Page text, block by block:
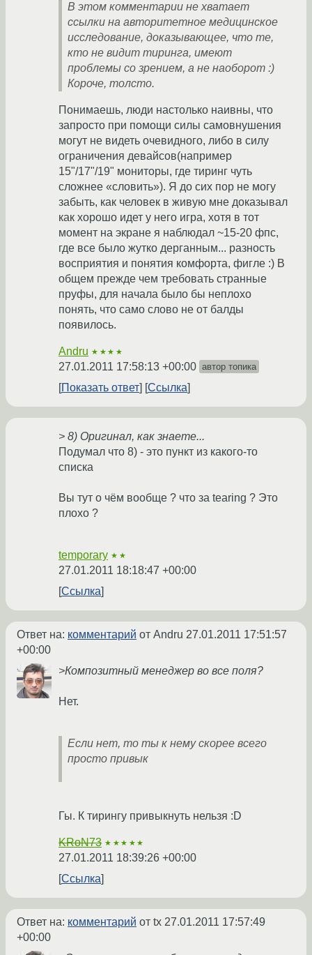
В этом комментарии не хватает
ссылки на авторитетное медицинское
исследование, доказывающее, что те,
кто не видит тиринга, имеют
проблемы со зрением, а не наоборот :)
Короче, толсто.
Понимаешь, люди настолько наивны, что
запросто при помощи силы самовнушения
могут не видеть очевидного, либо в силу
ограничения девайсов(например
15"/17"/19" мониторы, где тиринг чуть
сложнее «словить»). Я до сих пор не могу
забыть, как человек в живую мне доказывал
как хорошо идет у него игра, хотя в тот
момент на экране я наблюдал ~15-20 фпс,
где все было жутко дерганным... разность
восприятия и понятия комфорта, фигле :) В
общем прежде чем требовать странные
пруфы, для начала было бы неплохо
понять, что само слово не от балды
появилось.
Andru ★★★★
27.01.2011 17:58:13 +00:00 автор топика
Показать ответ Ссылка
> 8) Оригинал, как знаете...
Подумал что 8) - это пункт из какого-то
списка
Вы тут о чём вообще ? что за tearing ? Это
плохо ?
temporary ★★
27.01.2011 18:18:47 +00:00
Ссылка
Ответ на: комментарий от Andru 27.01.2011 17:51:57
+00:00
>Композитный менеджер во все поля?
Нет.
Если нет, то ты к нему скорее всего
просто привык
Гы. К тирингу привыкнуть нельзя :D
KRoN73 ★★★★★
27.01.2011 18:39:26 +00:00
Ссылка
Ответ на: комментарий от tx 27.01.2011 17:57:49
+00:00